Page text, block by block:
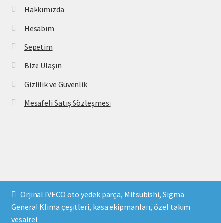
Orjinal IVECO oto yedek parça, Mitsubishi, Sigma
General Klima çeşitleri, kasa ekipmanları, özel takım
vesaire!
Hakkımızda
Hesabım
Sepetim
Bize Ulaşın
Gizlilik ve Güvenlik
Mesafeli Satış Sözleşmesi
Copyright 2021 © parcavs.com Tüm hakları saklıdır. Kredi
kartı bilgileriniz 256bit SSL sertifikası ile korunmaktadır.